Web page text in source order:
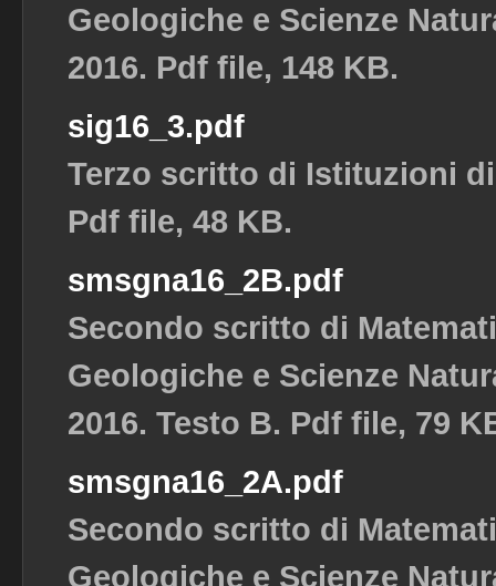
Geologiche e Scienze
2016. Pdf file, 148 KB.
sig16_3.pdf
Terzo scritto di Istituzioni
Pdf file, 48 KB.
smsgna16_2B.pdf
Secondo scritto di
Geologiche e Scienze
2016. Testo B. Pdf file, 79
smsgna16_2A.pdf
Secondo scritto di
Geologiche e Scienze